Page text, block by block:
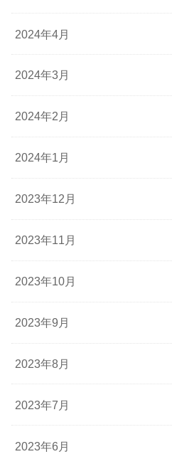
2024年4月
2024年3月
2024年2月
2024年1月
2023年12月
2023年11月
2023年10月
2023年9月
2023年8月
2023年7月
2023年6月